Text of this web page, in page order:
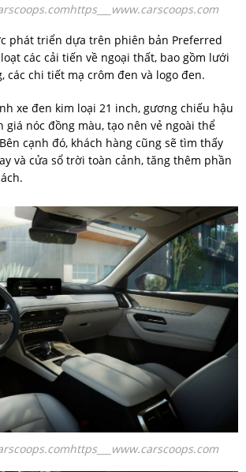
phát triển dựa trên phiên bản Preferred
các cải tiến về ngoại thất, bao gồm lưới
các chi tiết mạ crôm đen và logo đen.
xe đen kim loại 21 inch, gương chiếu hậu
giá nóc đồng màu, tạo nên vẻ ngoài thể
cạnh đó, khách hàng cũng sẽ tìm thấy
và cửa sổ trời toàn cảnh, tăng thêm phần